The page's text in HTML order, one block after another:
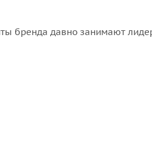
бренда давно занимают